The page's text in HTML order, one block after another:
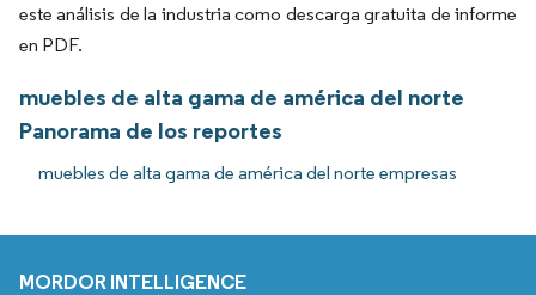
este análisis de la industria como descarga gratuita de informe
en PDF.
muebles de alta gama de américa del norte
Panorama de los reportes
muebles de alta gama de américa del norte empresas
MORDOR INTELLIGENCE